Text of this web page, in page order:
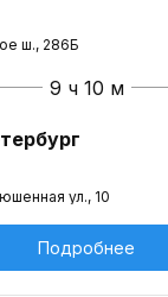
ш., 286Б
9 ч 10 м
ул., 10
Подробнее